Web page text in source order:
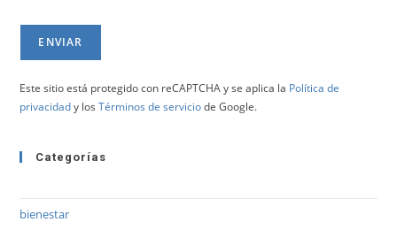
Este sitio está protegido con reCAPTCHA y se aplica la Política de
privacidady losTérminos de serviciode Google.
Categorías
bienestar